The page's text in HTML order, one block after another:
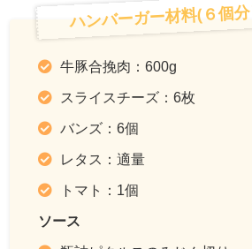
ハンバーガー材料(６個
牛豚合挽肉：600g
スライスチーズ：6枚
バンズ：6個
レタス：適量
トマト：1個
ソース